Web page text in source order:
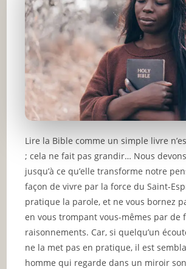
Lire la Bible comme un simple livre
; cela ne fait pas grandir… Nous
jusqu’à ce qu’elle transforme notre
façon de vivre par la force du Saint-
pratique la parole, et ne vous bornez
en vous trompant vous-mêmes par de
raisonnements. Car, si quelqu’un
ne la met pas en pratique, il est
homme qui regarde dans un miroir